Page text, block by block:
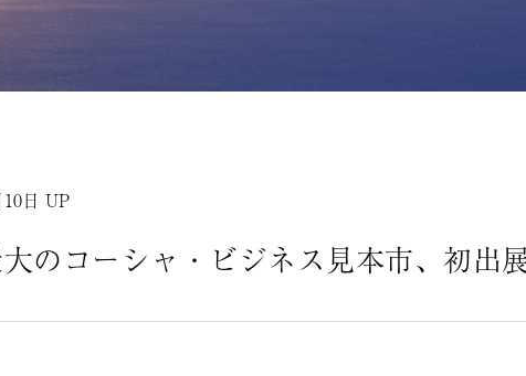
10日 UP
のコーシャ・ビジネス見本市、初出